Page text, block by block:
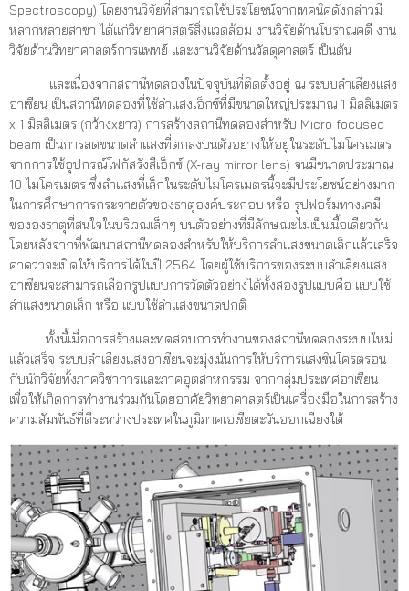
Spectroscopy) โดยงานวิจัยที่สามารถใช้ประโยชน์จากเทคนิคดังกล่าวมี
หลากหลายสาขา ได้แก่วิทยาศาสตร์สิ่งแวดล้อม งานวิจัยด้านโบราณคดี งาน
วิจัยด้านวิทยาศาสตร์การแพทย์ และงานวิจัยด้านวัสดุศาสตร์ เป็นต้น
และเนื่องจากสถานีทดลองในปัจจุบันที่ติดตั้งอยู่ ณ ระบบลำเลียงแสง
อาเซียน เป็นสถานีทดลองที่ใช้ลำแสงเอ็กซ์ที่มีขนาดใหญ่ประมาณ 1 มิลลิเมตร
x 1 มิลลิเมตร (กว้างxยาว) การสร้างสถานีทดลองสำหรับ Micro focused
beam เป็นการลดขนาดลำแสงที่ตกลงบนตัวอย่างให้อยู่ในระดับไมโครเมตร
จากการใช้อุปกรณ์โฟกัสรังสีเอ็กซ์ (X-ray mirror lens) จนมีขนาดประมาณ
10 ไมโครเมตร ซึ่งลำแสงที่เล็กในระดับไมโครเมตรนี้จะมีประโยชน์อย่างมาก
ในการศึกษาการกระจายตัวของธาตุองค์ประกอบ หรือ รูปฟอร์มทางเคมี
ขององธาตุที่สนใจในบริเวณเล็กๆ บนตัวอย่างที่มีลักษณะไม่เป็นเนื้อเดียวกัน
โดยหลังจากที่พัฒนาสถานีทดลองสำหรับให้บริการลำแสงขนาดเล็กแล้วเสร็จ
คาดว่าจะเปิดให้บริการได้ในปี 2564 โดยผู้ใช้บริการของระบบลำเลียงแสง
อาเซียนจะสามารถเลือกรูปแบบการวัดตัวอย่างได้ทั้งสองรูปแบบคือ แบบใช้
ลำแสงขนาดเล็ก หรือ แบบใช้ลำแสงขนาดปกติ
ทั้งนี้เมื่อการสร้างและทดสอบการทำงานของสถานีทดลองระบบใหม่
แล้วเสร็จ ระบบลำเลียงแสงอาเซียนจะมุ่งเน้นการให้บริการแสงซินโครตรอน
กับนักวิจัยทั้งภาควิชาการและภาคอุตสาหกรรม จากกลุ่มประเทศอาเซียน
เพื่อให้เกิดการทำงานร่วมกันโดยอาศัยวิทยาศาสตร์เป็นเครื่องมือในการสร้าง
ความสัมพันธ์ที่ดีระหว่างประเทศในภูมิภาคเอเซียตะวันออกเฉียงใต้